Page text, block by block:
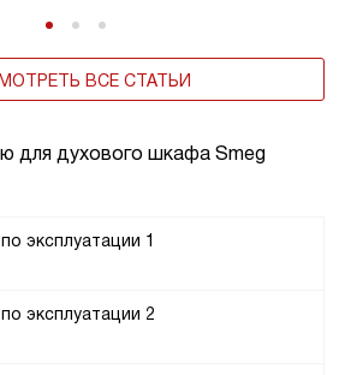
для духового шкафа Smeg
эксплуатации 1
эксплуатации 2
ВСЕ СТАТЬИ